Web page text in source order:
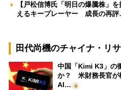
【戸松信博氏「明日の爆騰株」
えるキープレーヤー 成長の再
田代尚機のチャイナ・リ
中国「Kimi K3」の
か？ 米財務長官が
AI…